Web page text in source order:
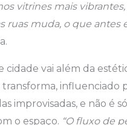
vitrines mais
ruas muda, o que
cidade vai além da
transforma, influenciado
improvisadas, e não é
o espaço. “O fluxo de